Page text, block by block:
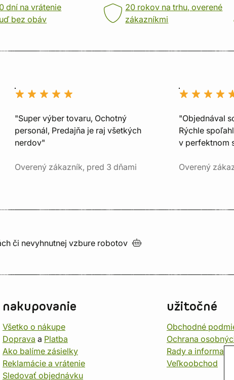
dní na vrátenie
bez obáv
20 rokov na trhu, overené
zákazníkmi
"Super výber tovaru, Ochotný
personál, Predajňa je raj všetkých
nerdov"
Overený zákazník, pred 3 dňami
"Objednával
Rýchle
v perfektnom
Overený
či nevyhnutnej vzbure robotov
nakupovanie
Všetko o nákupe
Doprava a Platba
Ako balíme zásielky
Reklamácie a vrátenie
Sledovať objednávku
užitočné
Obchodné
Ochrana
Rady a informace
Veľkoobchod